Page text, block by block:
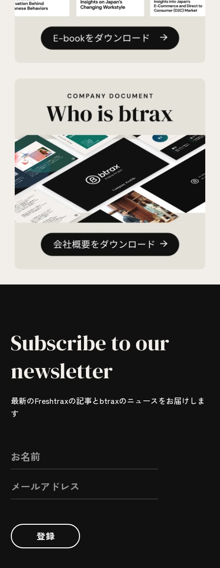
Subscribe to our
newsletter
最新のFreshtraxの記事とbtraxのニュースをお届けしま
す
登録